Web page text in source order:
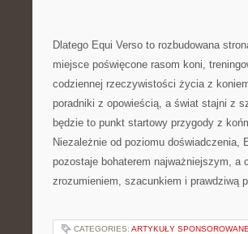
Dlatego Equi Verso to rozbudowana
miejsce poświęcone rasom koni,
codziennej rzeczywistości życia z
poradniki z opowieścią, a świat stajni z
będzie to punkt startowy przygody z
Niezależnie od poziomu doświadczenia,
pozostaje bohaterem najważniejszym, a
zrozumieniem, szacunkiem i prawdziwą
CATEGORIES: ARTYKUŁY SPONSOROWANE